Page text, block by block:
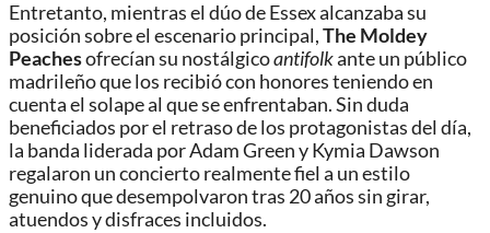
Entretanto, mientras el dúo de Essex alcanzaba su
posición sobre el escenario principal,The Moldey
Peachesofrecían su nostálgicoantifolkante un público
madrileño que los recibió con honores teniendo en
cuenta el solape al que se enfrentaban. Sin duda
beneficiados por el retraso de los protagonistas del día,
la banda liderada por Adam Green y Kymia Dawson
regalaron un concierto realmente fiel a un estilo
genuino que desempolvaron tras 20 años sin girar,
atuendos y disfraces incluidos.